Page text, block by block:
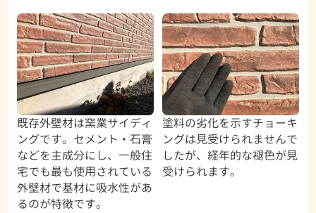
既存外壁材は窯業サイディ
ングです。セメント・石膏
などを主成分にし、一般住
宅でも最も使用されている
外壁材で基材に吸水性があ
るのが特徴です。
塗料の劣化を示すチョーキ
ングは見受けられませんで
したが、経年的な褪色が見
受けられます。